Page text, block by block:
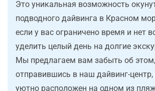
Это уникальная возможность
подводного дайвинга в Красном
если у вас ограничено время и нет
уделить целый день на долгие
Мы предлагаем вам забыть об
отправившись в наш дайвинг-
уютно расположен на одном из